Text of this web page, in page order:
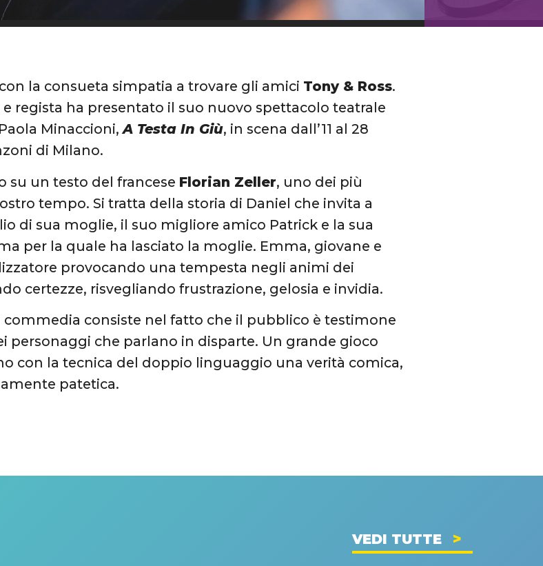
la consueta simpatia a trovare gli amici Tony & Ross.
e regista ha presentato il suo nuovo spettacolo teatrale
Minaccioni,A Testa In Giù, in scena dall’11 al 28
di Milano.
su un testo del francese Florian Zeller, uno dei più
tempo. Si tratta della storia di Daniel che invita a
di sua moglie, il suo migliore amico Patrick e la sua
per la quale ha lasciato la moglie. Emma, giovane e
provocando una tempesta negli animi dei
certezze, risvegliando frustrazione, gelosia e invidia.
commedia consiste nel fatto che il pubblico è testimone
personaggi che parlano in disparte. Un grande gioco
con la tecnica del doppio linguaggio una verità comica,
patetica.
VEDI TUTTE